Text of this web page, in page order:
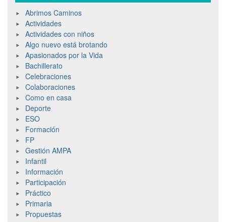
Abrimos Caminos
Actividades
Actividades con niños
Algo nuevo está brotando
Apasionados por la Vida
Bachillerato
Celebraciones
Colaboraciones
Como en casa
Deporte
ESO
Formación
FP
Gestión AMPA
Infantil
Información
Participación
Práctico
Primaria
Propuestas